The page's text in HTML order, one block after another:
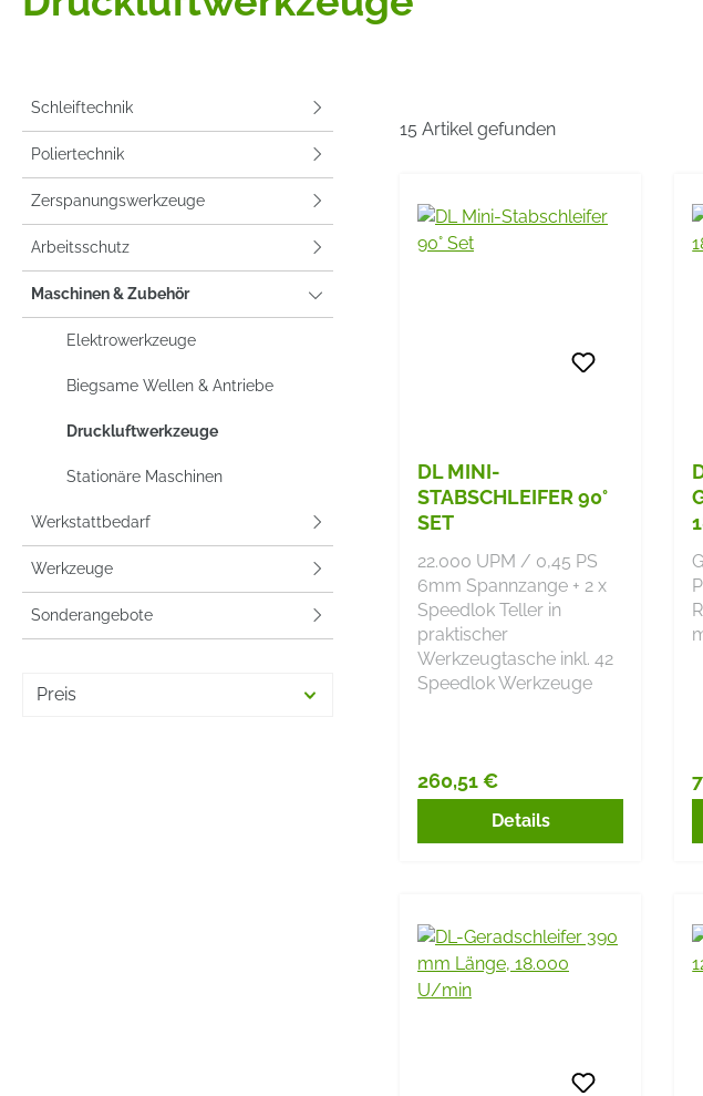
Schleiftechnik
Poliertechnik
Zerspanungswerkzeuge
Arbeitsschutz
Maschinen & Zubehör
Elektrowerkzeuge
Biegsame Wellen & Antriebe
Druckluftwerkzeuge
Stationäre Maschinen
Werkstattbedarf
Werkzeuge
Sonderangebote
Preis
15 Artikel gefunden
DL MINI-
STABSCHLEIFER 90°
SET
22.000 UPM / 0,45 PS
6mm Spannzange + 2 x
Speedlok Teller in
praktischer
Werkzeugtasche inkl. 42
Speedlok Werkzeuge
Regulärer Preis:
260,51 €
Details